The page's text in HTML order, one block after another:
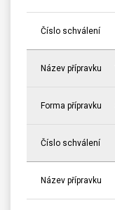
Číslo schválení
Název přípravku
Forma přípravku
Číslo schválení
Název přípravku